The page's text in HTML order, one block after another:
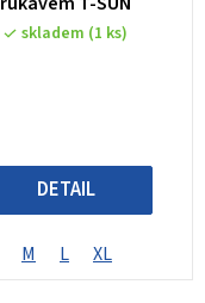
skladem (1 ks)
DETAIL
M L XL